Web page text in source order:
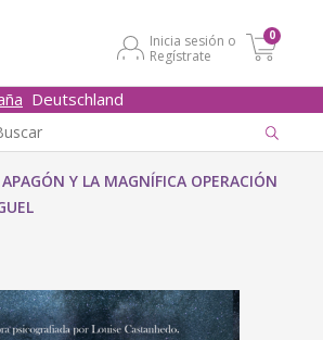
Inicia sesión o
Regístrate
0
Deutschland
APAGÓN Y LA MAGNÍFICA OPERACIÓN